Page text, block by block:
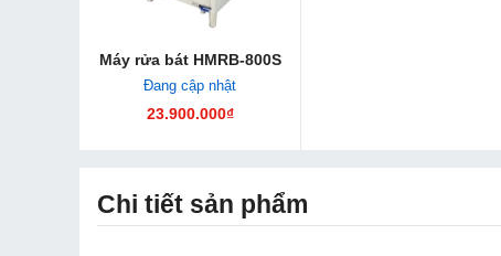
Máy rửa bát HMRB-800S
Đang cập nhật
23.900.000₫
Chi tiết sản phẩm